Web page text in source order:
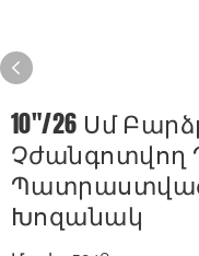
10"/26 Սմ
Պատրաստված
Խոզանակ